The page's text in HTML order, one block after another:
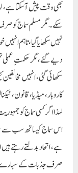
بھی وقت پیش آسکتا ہے،
سکے۔ مگر مسلم سماج کو صرف
نہیں سکھایا گیا، تاہم انہیں
دیے گئے، مگر حکمتِ عملی
سکھائی گئی، انہیں مخالفین
کاروبار، میڈیا، قانون،
لہذا اگر کسی سماج کو
اس سماج کیساتھ سب سے بڑا
ہے، اتحاد بدلتے رہتے ہیں
صرف جذبات کے سہارے